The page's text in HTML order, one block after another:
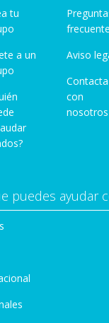
tu
a un
Aviso
Contacta
con
nosotros
puedes ayudar